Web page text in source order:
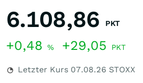
6.108,86 PKT
+0,48 % +29,05 PKT
Letzter Kurs 07.08.26 STOXX